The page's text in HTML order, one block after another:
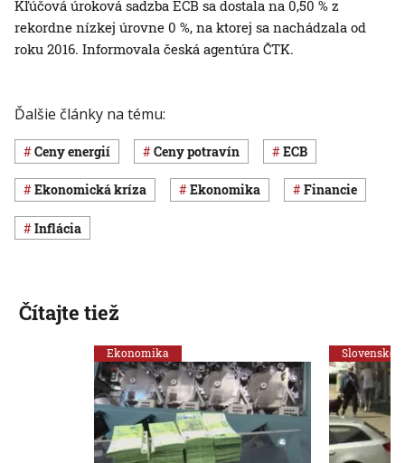
Kľúčová úroková sadzba ECB sa dostala na 0,50 % z
rekordne nízkej úrovne 0 %, na ktorej sa nachádzala od
roku 2016. Informovala česká agentúra ČTK.
Ďalšie články na tému:
ceny energií ceny potravín ECB
ekonomická kríza ekonomika Financie
inflácia
Čítajte tiež
Ekonomika Slovensko